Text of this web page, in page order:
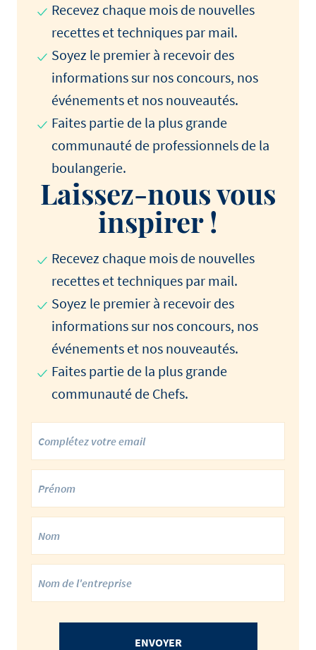
Recevez chaque mois de nouvelles
recettes et techniques par mail.
Soyez le premier à recevoir des
informations sur nos concours, nos
événements et nos nouveautés.
Faites partie de la plus grande
communauté de professionnels de la
boulangerie.
Laissez-nous vous
inspirer !
Recevez chaque mois de nouvelles
recettes et techniques par mail.
Soyez le premier à recevoir des
informations sur nos concours, nos
événements et nos nouveautés.
Faites partie de la plus grande
communauté de Chefs.
ENVOYER